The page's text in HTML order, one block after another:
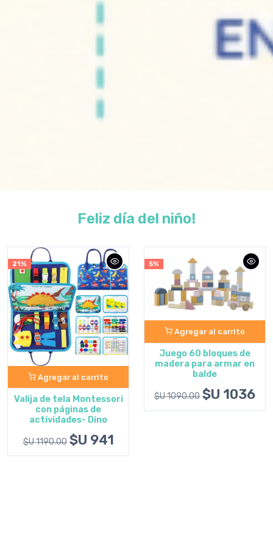
Feliz día del niño!
21%
Agregar al carrito
Valija de tela Montessori
con páginas de
actividades- Dino
$U 1190.00 $U 941
5%
Agregar al carrito
Juego 60 bloques de
madera para armar en
balde
$U 1090.00 $U 1036